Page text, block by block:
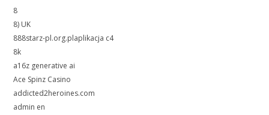
8
8) UK
888starz-pl.org.plaplikacja c4
8k
a16z generative ai
Ace Spinz Casino
addicted2heroines.com
admin en